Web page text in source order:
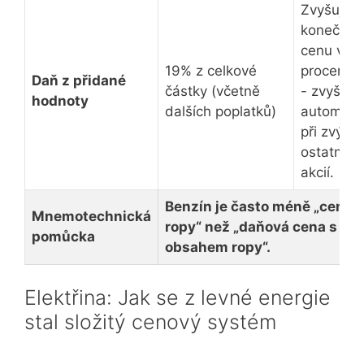
Daň z přidané
hodnoty
19% z celkové
částky (včetně
dalších poplatků)
Zvyšuje
konečnou
cenu v
- zvyšuje
při
ostatních
akcií.
Mnemotechnická
pomůcka
Benzín je často méně „cena
ropy“ než „daňová cena s
obsahem ropy“.
Elektřina: Jak se z levné energie
stal složitý cenový systém